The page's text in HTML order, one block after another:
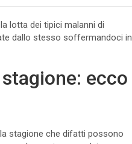
lotta dei tipici malanni di
dallo stesso soffermandoci in
ecco
stagione che difatti possono